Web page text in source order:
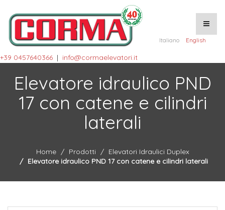
+39 0457640366 | info@cormaelevatori.it
Italiano English
Elevatore idraulico PND
17 con catene e cilindri
laterali
Home Prodotti
Elevatori Idraulici Duplex
Elevatore idraulico PND 17 con catene e cilindri laterali